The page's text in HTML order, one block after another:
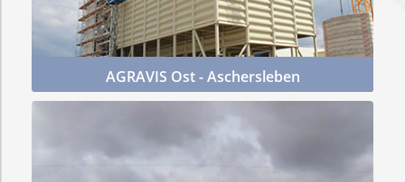
Schüttwände /
Trennwände
Lagerhallen für Schüttgüter
Flachbodensilo
AGRAVIS Ost - Aschersleben
Mehr Infos